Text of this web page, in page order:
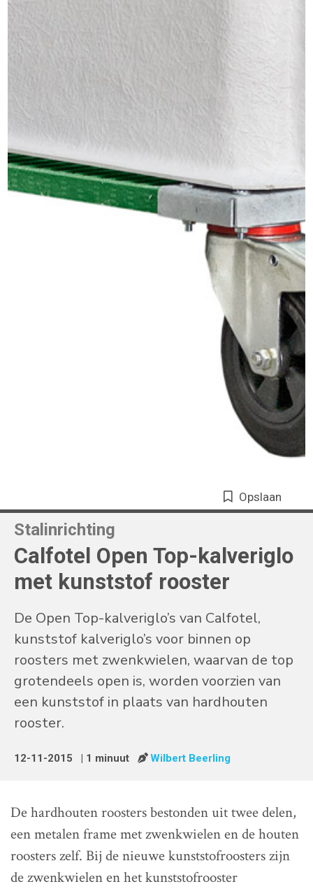
Opslaan
Stalinrichting
Calfotel Open Top-kalveriglo
met kunststof rooster
De Open Top-kalveriglo’s van Calfotel,
kunststof kalveriglo’s voor binnen op
roosters met zwenkwielen, waarvan de top
grotendeels open is, worden voorzien van
een kunststof in plaats van hardhouten
rooster.
12-11-2015 | 1 minuut Wilbert Beerling
De hardhouten roosters bestonden uit twee delen,
een metalen frame met zwenkwielen en de houten
roosters zelf. Bij de nieuwe kunststofroosters zijn
de zwenkwielen en het kunststofrooster